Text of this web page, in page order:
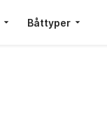
Båttyper